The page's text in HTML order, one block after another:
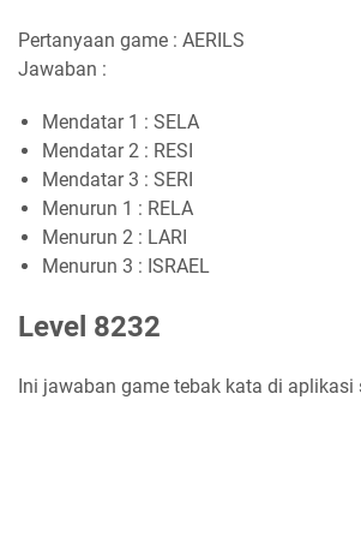
Pertanyaan game : AERILS
Jawaban :
Mendatar 1 : SELA
Mendatar 2 : RESI
Mendatar 3 : SERI
Menurun 1 : RELA
Menurun 2 : LARI
Menurun 3 : ISRAEL
Level 8232
Ini jawaban game tebak kata di aplikasi